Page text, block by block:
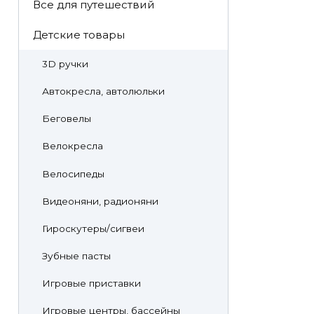
Все для путешествий
Детские товары
3D ручки
Автокресла, автолюльки
Беговелы
Велокресла
Велосипеды
Видеоняни, радионяни
Гироскутеры/сигвеи
Зубные пасты
Игровые приставки
Игровые центры, бассейны